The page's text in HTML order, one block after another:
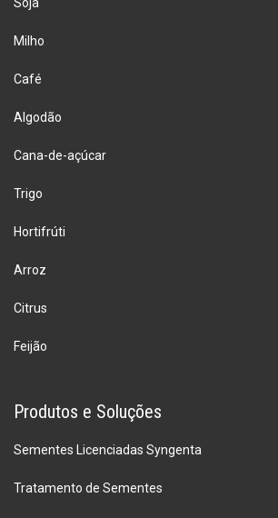
Milho
Café
Algodão
Cana-de-açúcar
Trigo
Hortifrúti
Arroz
Citrus
Feijão
Produtos e Soluções
Sementes Licenciadas Syngenta
Tratamento de Sementes